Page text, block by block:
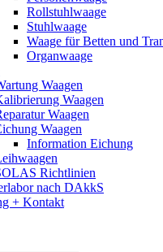
Rollstuhlwaage
Stuhlwaage
Waage für Betten und
Organwaage
Waagen
Waagen
Waagen
Waagen
Information Eichung
Richtlinien
nach DAkkS
+ Kontakt